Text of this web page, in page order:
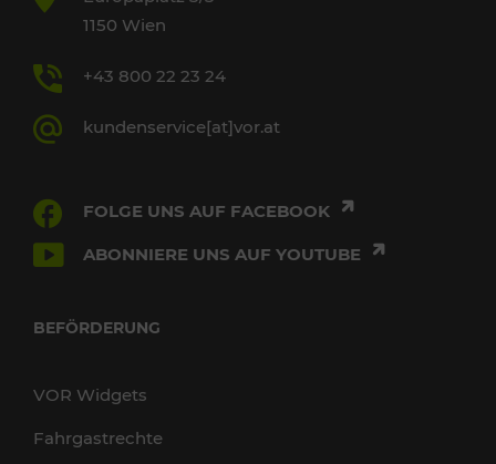
1150 Wien
+43 800 22 23 24
kundenservice[at]vor.at
FOLGE UNS AUF FACEBOOK
ABONNIERE UNS AUF YOUTUBE
BEFÖRDERUNG
VOR Widgets
Fahrgastrechte